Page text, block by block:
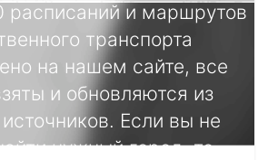
расписаний и маршрутов
транспорта
на нашем сайте, все
и обновляются из
Если вы не
нужный город, то